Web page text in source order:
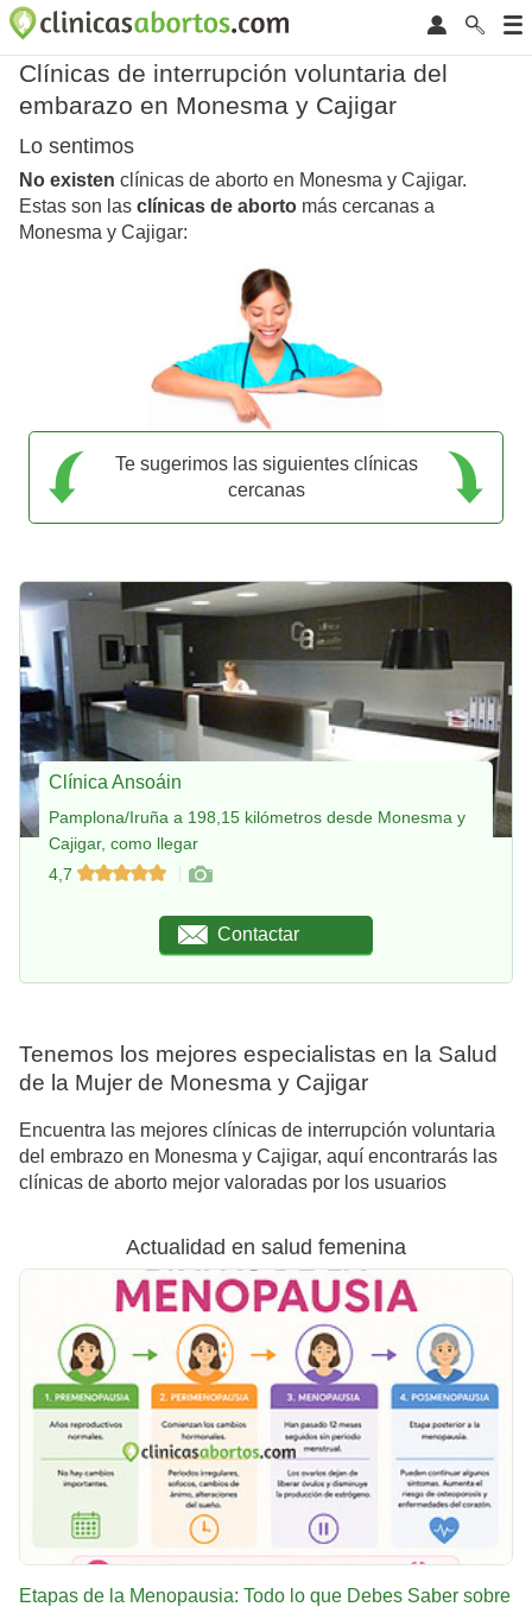
Clínicas de interrupción voluntaria del
embarazo en Monesma y Cajigar
Lo sentimos
No existen clínicas de aborto en Monesma y Cajigar.
Estas son las clínicas de aborto más cercanas a
Monesma y Cajigar:
Te sugerimos las siguientes clínicas
cercanas
Clínica Ansoáin
Pamplona/Iruña a 198,15 kilómetros desde Monesma y
Cajigar, como llegar
4,7
Contactar
Tenemos los mejores especialistas en la Salud
de la Mujer de Monesma y Cajigar
Encuentra las mejores clínicas de interrupción voluntaria
del embrazo en Monesma y Cajigar, aquí encontrarás las
clínicas de aborto mejor valoradas por los usuarios
Actualidad en salud femenina
Etapas de la Menopausia: Todo lo que Debes Saber sobre